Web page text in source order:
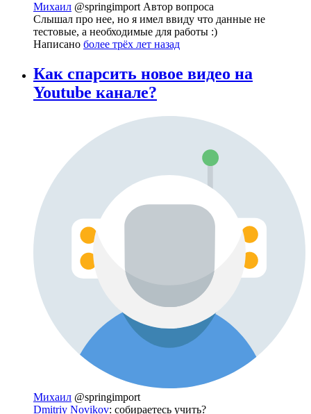
Михаил @springimport Автор вопроса
Слышал про нее, но я имел ввиду что данные не
тестовые, а необходимые для работы :)
Написано более трёх лет назад
Как спарсить новое видео на
Youtube канале?
Михаил @springimport
Dmitriy Novikov: собираетесь учить?